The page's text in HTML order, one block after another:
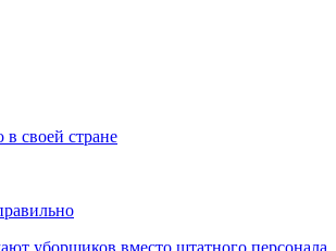
своей стране
уборщиков вместо штатного персонала